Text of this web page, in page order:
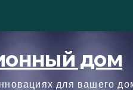
дом
для вашего